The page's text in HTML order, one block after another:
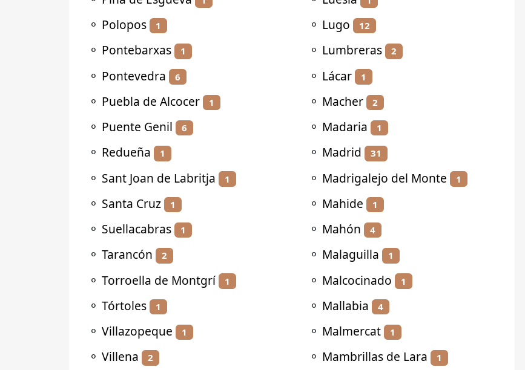
⚬ Polopos 1
⚬ Pontebarxas 1
⚬ Pontevedra 6
⚬ Puebla de Alcocer 1
⚬ Puente Genil 6
⚬ Redueña 1
⚬ Sant Joan de Labritja 1
⚬ Santa Cruz 1
⚬ Suellacabras 1
⚬ Tarancón 2
⚬ Torroella de Montgrí 1
⚬ Tórtoles 1
⚬ Villazopeque 1
⚬ Villena 2
⚬ Lugo 12
⚬ Lumbreras 2
⚬ Lácar 1
⚬ Macher 2
⚬ Madaria 1
⚬ Madrid 31
⚬ Madrigalejo del Monte 1
⚬ Mahide 1
⚬ Mahón 4
⚬ Malaguilla 1
⚬ Malcocinado 1
⚬ Mallabia 4
⚬ Malmercat 1
⚬ Mambrillas de Lara 1